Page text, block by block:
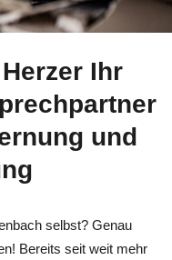
Ihr
und
selbst? Genau
Bereits seit weit mehr